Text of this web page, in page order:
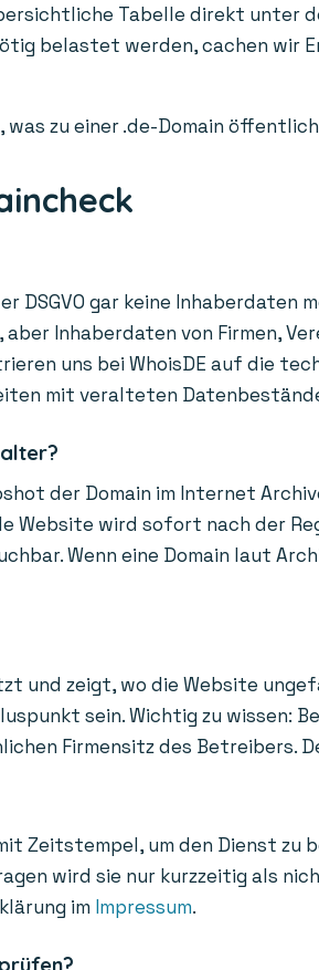
Tabelle direkt unter
belastet werden, cachen wir
zu einer .de-Domain
DSGVO gar keine
Inhaberdaten von Firmen,
uns bei WhoisDE auf die
mit veralteten
der Domain im Internet
Website wird sofort nach der
Wenn eine Domain laut
und zeigt, wo die Website
sein. Wichtig zu wissen:
Firmensitz des Betreibers.
Zeitstempel, um den Dienst zu
wird sie nur kurzzeitig als
im Impressum.